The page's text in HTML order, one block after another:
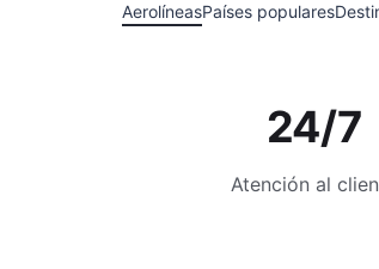
AerolíneasPaíses populares
24/7
Atención al